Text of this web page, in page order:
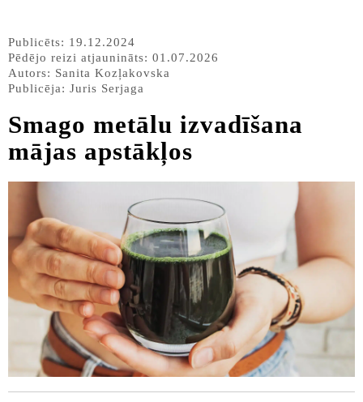
Publicēts: 19.12.2024
Pēdējo reizi atjaunināts: 01.07.2026
Autors: Sanita Kozļakovska
Publicēja: Juris Serjaga
Smago metālu izvadīšana
mājas apstākļos